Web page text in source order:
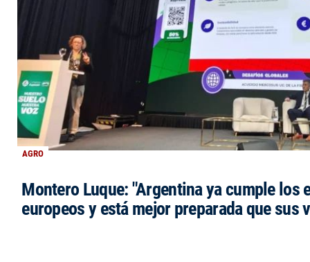
AGRO
Montero Luque: "Argentina ya cumple los
europeos y está mejor preparada que sus